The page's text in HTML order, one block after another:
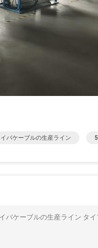
バケーブルの生産ライン
バケーブルの生産ライン タ